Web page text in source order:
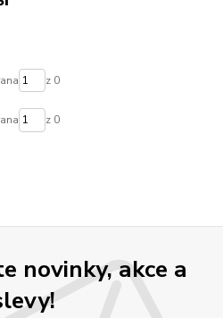
z 0
z 0
novinky, akce a